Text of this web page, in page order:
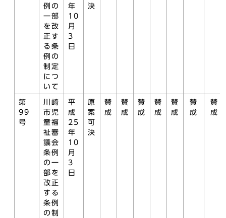
例の
一部
を改
正す
る条
例の
制定
につ
いて
年
10
月
3
日
決
第
99
号
川崎
市児
童福
祉審
議会
条例
の一
部を
改正
する
条例
の制
平
成
25
年
10
月
3
日
原
案
可
決
賛
成
賛
成
賛
成
賛
成
賛
成
賛
成
賛
成